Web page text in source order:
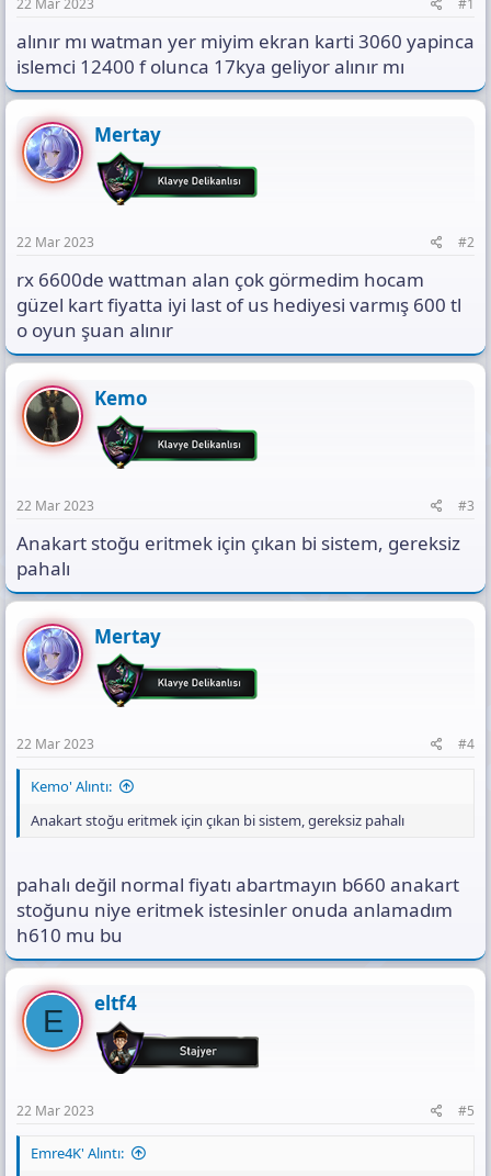
s
ı
n
ı
a
alınır mı watman yer miyim ekran karti 3060 yapinca
islemci 12400 f olunca 17kya geliyor alınır mı
Mertay
22 Mar 2023 #2
rx 6600de wattman alan çok görmedim hocam
güzel kart fiyatta iyi last of us hediyesi varmış 600 tl
o oyun şuan alınır
Kemo
22 Mar 2023 #3
Anakart stoğu eritmek için çıkan bi sistem, gereksiz
pahalı
Mertay
22 Mar 2023 #4
Kemo' Alıntı:
Anakart stoğu eritmek için çıkan bi sistem, gereksiz pahalı
pahalı değil normal fiyatı abartmayın b660 anakart
stoğunu niye eritmek istesinler onuda anlamadım
h610 mu bu
E eltf4
22 Mar 2023 #5
Emre4K' Alıntı: